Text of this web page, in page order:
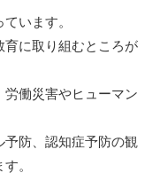
います。
に取り組むところが
働災害やヒューマン
防、認知症予防の観
。